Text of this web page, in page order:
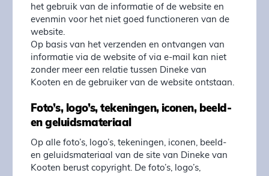
het gebruik van de informatie of de website en
evenmin voor het niet goed functioneren van de
website.
Op basis van het verzenden en ontvangen van
informatie via de website of via e-mail kan niet
zonder meer een relatie tussen Dineke van
Kooten en de gebruiker van de website ontstaan.
Foto’s, logo’s, tekeningen, iconen, beeld-
en geluidsmateriaal
Op alle foto’s, logo’s, tekeningen, iconen, beeld-
en geluidsmateriaal van de site van Dineke van
Kooten berust copyright. De foto’s, logo’s,